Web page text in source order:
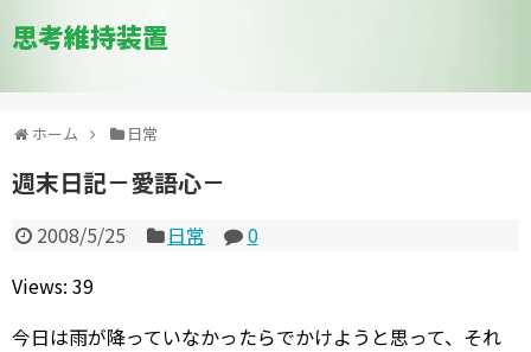
思考維持装置
ホーム 日常
週末日記－愛語心－
2008/5/25 日常
0
Views: 39
今日は雨が降っていなかったらでかけようと思って、それ